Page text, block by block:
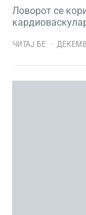
Ловорот се
ЧИТАЈ БЕ